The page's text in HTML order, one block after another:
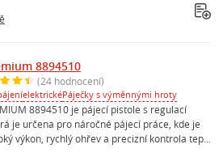
8894510
(24 hodnocení)
elektrickéPáječky s výměnnými hroty
8894510 je pájecí pistole s regulací
je určena pro náročné pájecí práce, kde je
výkon, rychlý ohřev a precizní kontrola tep...